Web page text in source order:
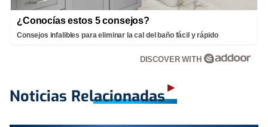
¿Conocías estos 5 consejos?
Consejos infalibles para eliminar la cal del baño fácil y rápido
DISCOVER WITH
Noticias Relacionadas